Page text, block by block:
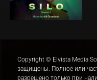
Copyright © Elvista Media
защищены. Полное или
разрешено только при